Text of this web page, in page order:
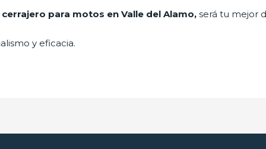
cerrajero para motos en Valle del Alamo,será tu mejor
y eficacia.